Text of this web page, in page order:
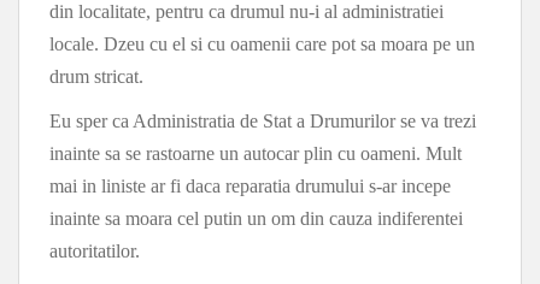
din localitate, pentru ca drumul nu-i al administratiei
locale. Dzeu cu el si cu oamenii care pot sa moara pe un
drum stricat.
Eu sper ca Administratia de Stat a Drumurilor se va trezi
inainte sa se rastoarne un autocar plin cu oameni. Mult
mai in liniste ar fi daca reparatia drumului s-ar incepe
inainte sa moara cel putin un om din cauza indiferentei
autoritatilor.